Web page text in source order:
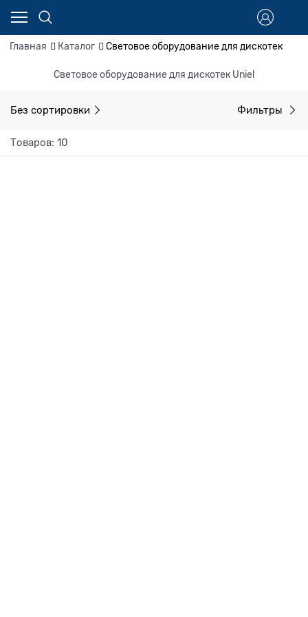
Главная Каталог Световое оборудование для дискотек
Световое оборудование для дискотек Uniel
Без сортировки Фильтры
Товаров: 10